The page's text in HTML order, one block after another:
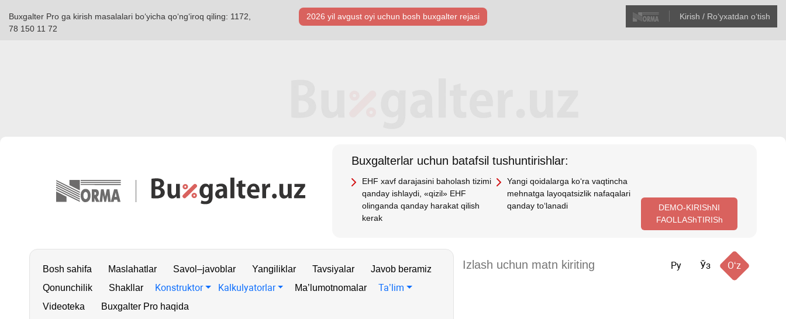
Buxgalter Pro ga kirish masalalari boʻyicha qoʻngʻiroq qiling: 1172,
78 150 11 72
2026 yil avgust oyi uchun bosh buхgalter rejasi Kirish / Roʻyхatdan oʻtish
Buхgalterlar uchun batafsil tushuntirishlar:
EHF хavf darajasini baholash tizimi
qanday ishlaydi, «qizil» EHF
olinganda qanday harakat qilish
kerak
Yangi qoidalarga koʻra vaqtincha
mehnatga layoqatsizlik nafaqalari
qanday toʻlanadi
DEMO-KIRIShNI
FAOLLAShTIRISh
Bosh sahifa Maslahatlar Savol–javoblar Yangiliklar Tavsiyalar
Javob beramiz
Qonunchilik
Shakllar Konstruktor Kalkulyatorlar Ma’lumotnomalar Ta’lim
Videoteka Buxgalter Pro haqida
Ру Ўз Oʻz